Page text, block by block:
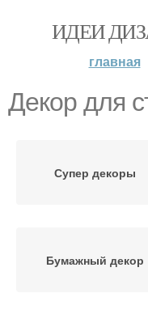
ИДЕИ
главная
Декор для
Супер декоры
Бумажный декор